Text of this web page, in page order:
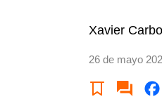
Xavier
26 de mayo